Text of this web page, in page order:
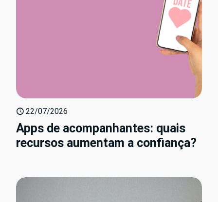
22/07/2026
Apps de acompanhantes: quais
recursos aumentam a confiança?